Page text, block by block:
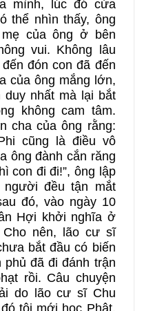
mình, lúc đó cửa
thể nhìn thấy, ông
của ông ở bên
vui. Không lâu
đón con đã đến
của ông mắng lớn,
nhất mà lại bắt
không cam tâm.
cha của ông rằng:
cũng là điều vô
ông đành cắn răng
con đi đi!”, ông lập
đều tận mắt
đó, vào ngày 10
Hợi khởi nghĩa ở
nên, lão cư sĩ
bắt đầu có biến
đã đi đánh trận
rồi. Câu chuyện
do lão cư sĩ Chu